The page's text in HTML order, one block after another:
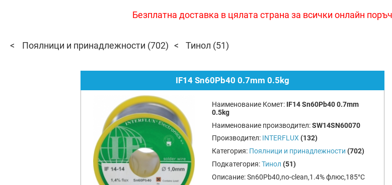
Безплатна доставка в цялата страна за всички онлайн
Поялници и принадлежности (702) Тинол (51)
IF14 Sn60Pb40 0.7mm 0.5kg
Наименование Комет: IF14 Sn60Pb40 0.7mm
0.5kg
Наименование производител:SW14SN60070
Производител: INTERFLUX (132)
Категория: Поялници и принадлежности (702)
Подкатегория:Тинол (51)
Описание:Sn60Pb40,no-clean,1.4% флюс,185°С